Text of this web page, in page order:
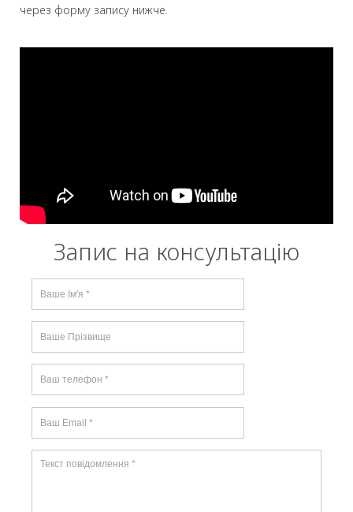
через форму запису нижче.
Запис на консультацію